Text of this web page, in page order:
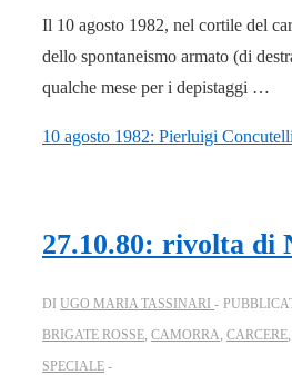
Il 10 agosto 1982, nel cortile del
dello spontaneismo armato (di
qualche mese per i depistaggi …
10 agosto 1982: Pierluigi
27.10.80: rivolta di
DI UGO MARIA TASSINARI
BRIGATE ROSSE, CAMORRA, CARCERE,
SPECIALE